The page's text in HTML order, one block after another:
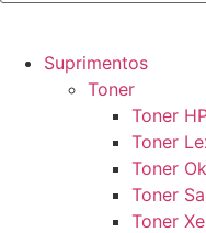
Suprimentos
Toner
Toner
Toner
Toner
Toner
Toner